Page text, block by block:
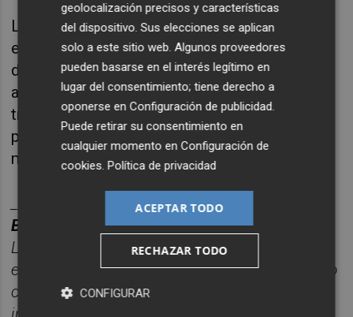
La moción plantea habilitar una línea
extraordinaria de apoyo para los municipios
destinada al refuerzo temporal de personal,
apoyo administrativo, mediación intercultural,
traducción y asesoramiento especializado,
priorizando aquellos ayuntamientos con
menor población y mayor presión asistencial.
BOLET
TITULARESCASTELLÓN
Las noticias má
s relevantes del d
en
, reunidas cada mañana en un solo
correo para empezar el d
geolocalización precisos y características
del dispositivo. Sus elecciones se aplican
solo a este sitio web. Algunos proveedores
pueden basarse en el interés legítimo en
lugar del consentimiento; tiene derecho a
oponerse enConfiguración de publicidad.
Puede retirar su consentimiento en
cualquier momento enConfiguración de
cookies.Política de privacidad
ACEPTAR TODO
RECHAZAR TODO
CONFIGURAR